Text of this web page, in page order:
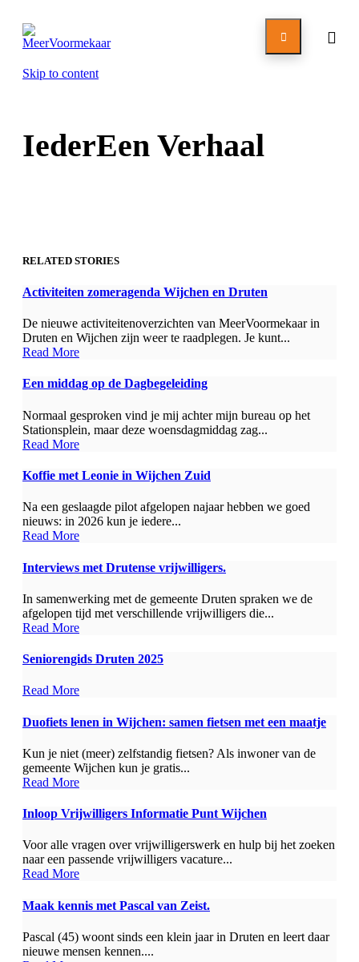

Skip to content
IederEen Verhaal
RELATED STORIES
Activiteiten zomeragenda Wijchen en Druten
De nieuwe activiteitenoverzichten van MeerVoormekaar in
Druten en Wijchen zijn weer te raadplegen. Je kunt...
Read More
Een middag op de Dagbegeleiding
Normaal gesproken vind je mij achter mijn bureau op het
Stationsplein, maar deze woensdagmiddag zag...
Read More
Koffie met Leonie in Wijchen Zuid
Na een geslaagde pilot afgelopen najaar hebben we goed
nieuws: in 2026 kun je iedere...
Read More
Interviews met Drutense vrijwilligers.
In samenwerking met de gemeente Druten spraken we de
afgelopen tijd met verschillende vrijwilligers die...
Read More
Seniorengids Druten 2025
Read More
Duofiets lenen in Wijchen: samen fietsen met een maatje
Kun je niet (meer) zelfstandig fietsen? Als inwoner van de
gemeente Wijchen kun je gratis...
Read More
Inloop Vrijwilligers Informatie Punt Wijchen
Voor alle vragen over vrijwilligerswerk en hulp bij het zoeken
naar een passende vrijwilligers vacature...
Read More
Maak kennis met Pascal van Zeist.
Pascal (45) woont sinds een klein jaar in Druten en leert daar
nieuwe mensen kennen....